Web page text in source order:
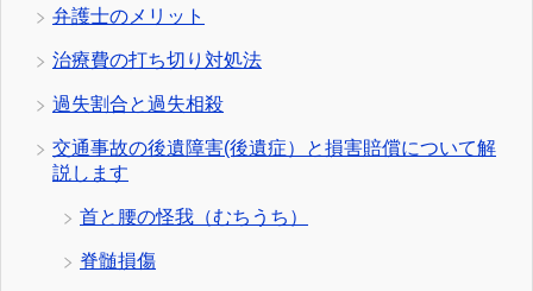
弁護士のメリット
治療費の打ち切り対処法
過失割合と過失相殺
交通事故の後遺障害(後遺症）と損害賠償について解
説します
首と腰の怪我（むちうち）
脊髄損傷